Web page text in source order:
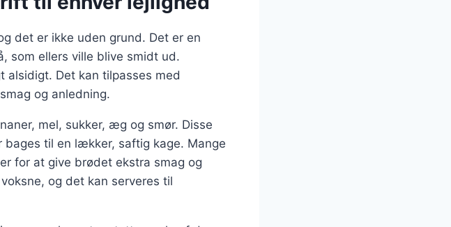
det er ikke uden grund. Det er en
som ellers ville blive smidt ud.
alsidigt. Det kan tilpasses med
og anledning.
mel, sukker, æg og smør. Disse
til en lækker, saftig kage. Mange
for at give brødet ekstra smag og
og det kan serveres til